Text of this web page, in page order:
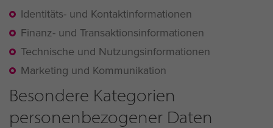
Identitäts- und Kontaktinformationen
Finanz- und Transaktionsinformationen
Technische und Nutzungsinformationen
Marketing und Kommunikation
Besondere Kategorien
personenbezogener Daten